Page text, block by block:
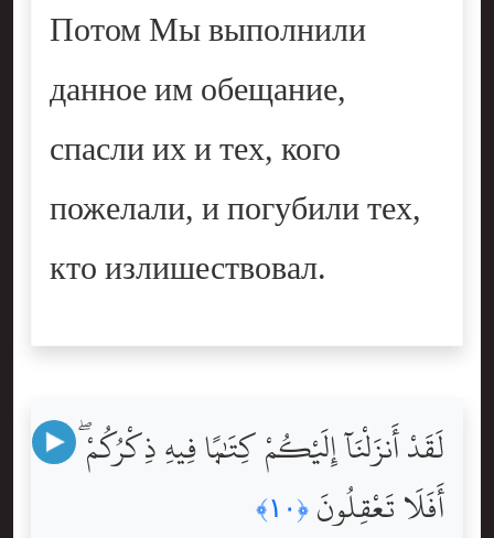
Потом Мы выполнили
данное им обещание,
спасли их и тех, кого
пожелали, и погубили тех,
кто излишествовал.
لَقَدْ أَنزَلْنَآ إِلَيْكُمْ كِتَٰبًۭا فِيهِ ذِكْرُكُمْ ۖ
أَفَلَا تَعْقِلُونَ ﴿١٠﴾